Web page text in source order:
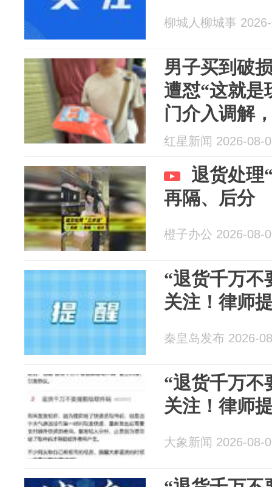
柳城人柳城事
男子买到破
遭怼“这就是
门介入调解
题产品
红星新闻 2026-08-
退货处理
再隔、后分
橙子办公 2026-08-
“退货千万不
关注！律师
秦皇岛发布 2026-
“退货千万不
关注！律师
大象新闻 2026-08-